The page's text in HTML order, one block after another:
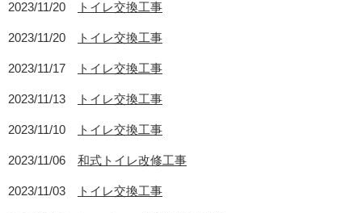
2023/11/20 トイレ交換工事
2023/11/20 トイレ交換工事
2023/11/17 トイレ交換工事
2023/11/13 トイレ交換工事
2023/11/10 トイレ交換工事
2023/11/06 和式トイレ改修工事
2023/11/03 トイレ交換工事